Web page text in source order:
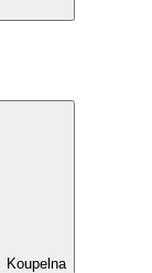
Koupelna